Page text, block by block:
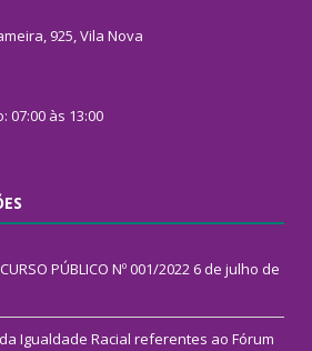
925, Vila Nova
às 13:00
PÚBLICO Nº 001/2022 6 de julho de
Igualdade Racial referentes ao Fórum